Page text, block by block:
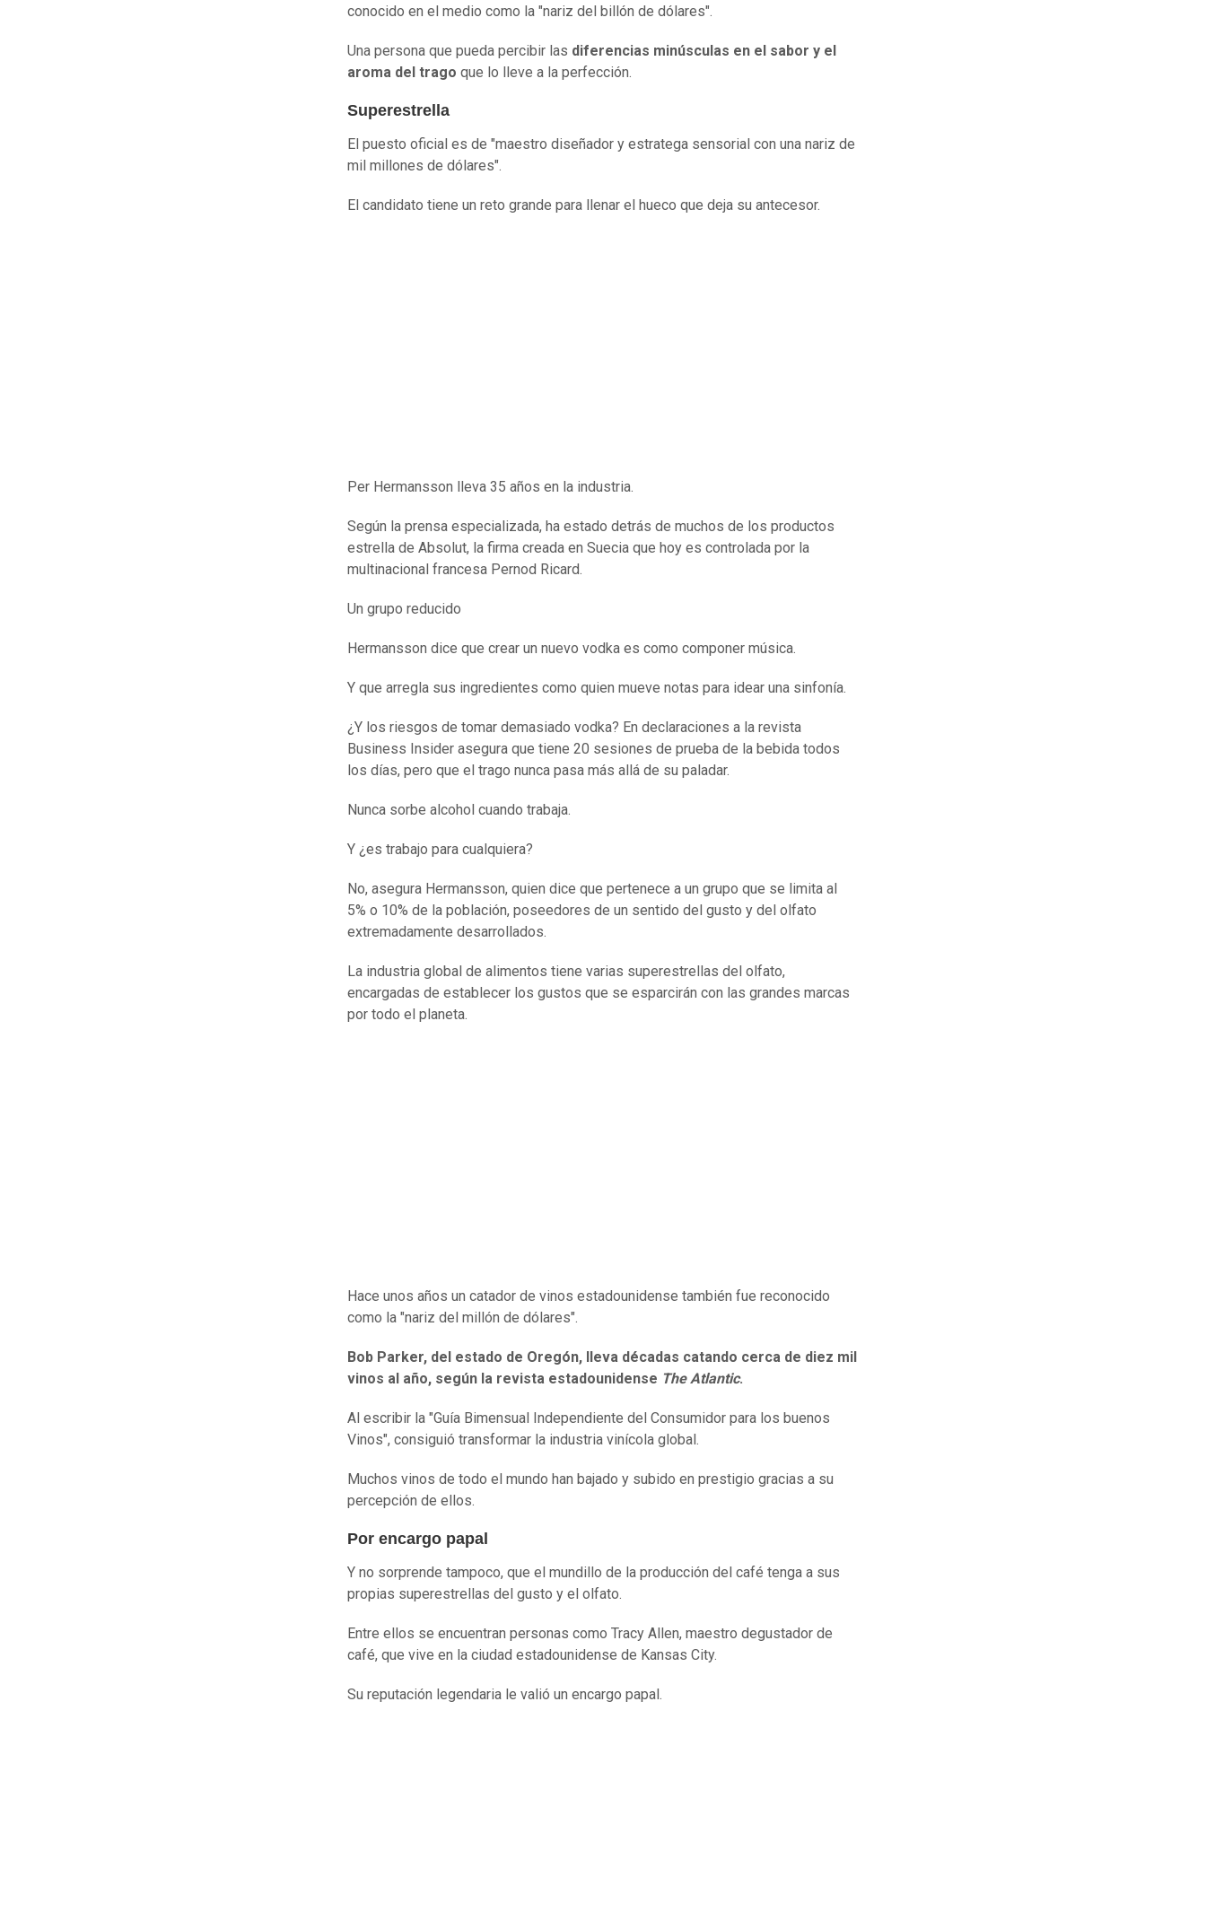
conocido en el medio como la "nariz del billón de dólares".
Una persona que pueda percibir las diferencias minúsculas en el sabor y el
aroma del trago que lo lleve a la perfección.
Superestrella
El puesto oficial es de "maestro diseñador y estratega sensorial con una nariz de
mil millones de dólares".
El candidato tiene un reto grande para llenar el hueco que deja su antecesor.
Per Hermansson lleva 35 años en la industria.
Según la prensa especializada, ha estado detrás de muchos de los productos
estrella de Absolut, la firma creada en Suecia que hoy es controlada por la
multinacional francesa Pernod Ricard.
Un grupo reducido
Hermansson dice que crear un nuevo vodka es como componer música.
Y que arregla sus ingredientes como quien mueve notas para idear una sinfonía.
¿Y los riesgos de tomar demasiado vodka? En declaraciones a la revista
Business Insider asegura que tiene 20 sesiones de prueba de la bebida todos
los días, pero que el trago nunca pasa más allá de su paladar.
Nunca sorbe alcohol cuando trabaja.
Y ¿es trabajo para cualquiera?
No, asegura Hermansson, quien dice que pertenece a un grupo que se limita al
5% o 10% de la población, poseedores de un sentido del gusto y del olfato
extremadamente desarrollados.
La industria global de alimentos tiene varias superestrellas del olfato,
encargadas de establecer los gustos que se esparcirán con las grandes marcas
por todo el planeta.
Hace unos años un catador de vinos estadounidense también fue reconocido
como la "nariz del millón de dólares".
Bob Parker, del estado de Oregón, lleva décadas catando cerca de diez mil
vinos al año, según la revista estadounidense The Atlantic.
Al escribir la "Guía Bimensual Independiente del Consumidor para los buenos
Vinos", consiguió transformar la industria vinícola global.
Muchos vinos de todo el mundo han bajado y subido en prestigio gracias a su
percepción de ellos.
Por encargo papal
Y no sorprende tampoco, que el mundillo de la producción del café tenga a sus
propias superestrellas del gusto y el olfato.
Entre ellos se encuentran personas como Tracy Allen, maestro degustador de
café, que vive en la ciudad estadounidense de Kansas City.
Su reputación legendaria le valió un encargo papal.